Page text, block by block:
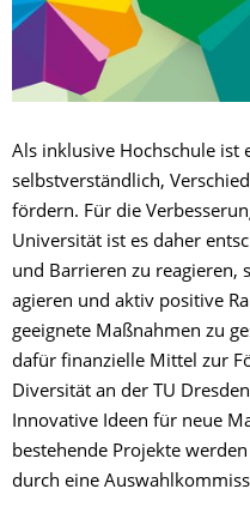
Als inklusive Hochschule ist
selbstverständlich,
fördern. Für die
Universität ist es daher
und Barrieren zu reagieren,
agieren und aktiv positive
geeignete Maßnahmen zu
dafür finanzielle Mittel zur
Diversität an der TU
Innovative Ideen für neue
bestehende Projekte
durch eine